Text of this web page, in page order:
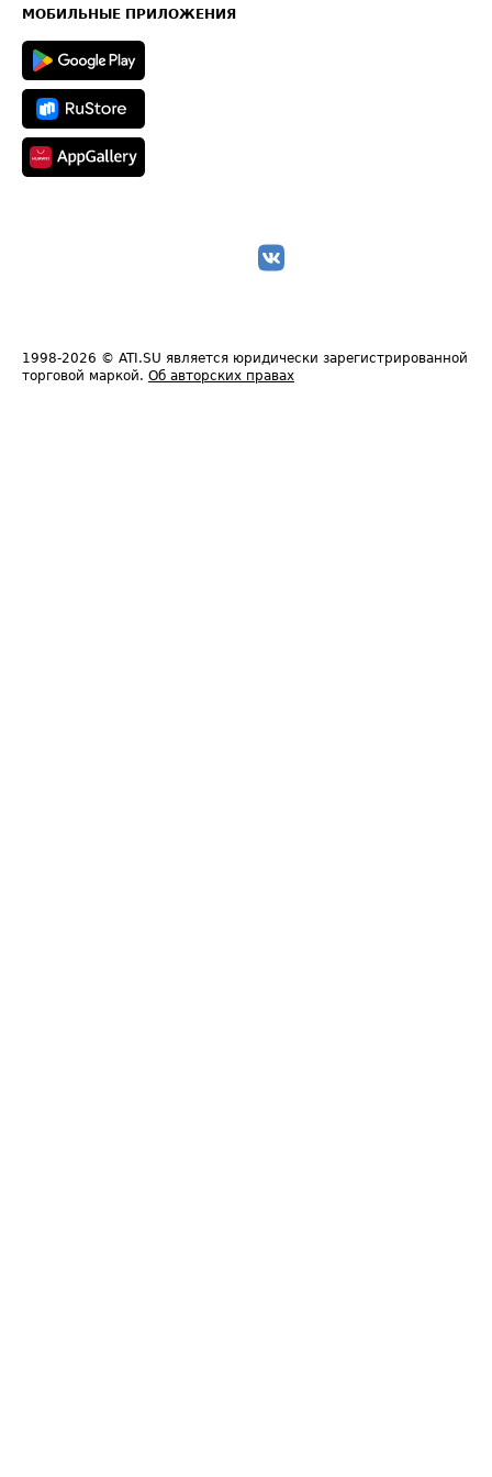
Техническая информация
МОБИЛЬНЫЕ ПРИЛОЖЕНИЯ
1998-2026 © ATI.SU является юридически зарегистрированной
торговой маркой. Об авторских правах